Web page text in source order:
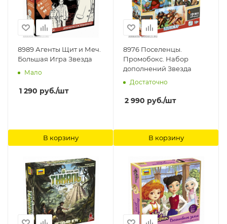
8989 Агенты Щит и Меч.
Большая Игра Звезда
Мало
1 290 руб./шт
В корзину
8976 Поселенцы.
Промобокс. Набор
дополнений Звезда
Достаточно
2 990 руб./шт
В корзину